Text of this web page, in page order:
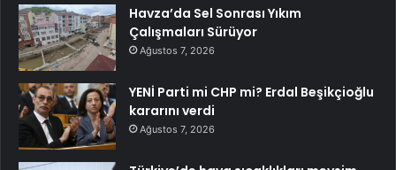
Havza’da Sel Sonrası Yıkım
Çalışmaları Sürüyor
Ağustos 7, 2026
YENİ Parti mi CHP mi? Erdal Beşikçioğlu
kararını verdi
Ağustos 7, 2026